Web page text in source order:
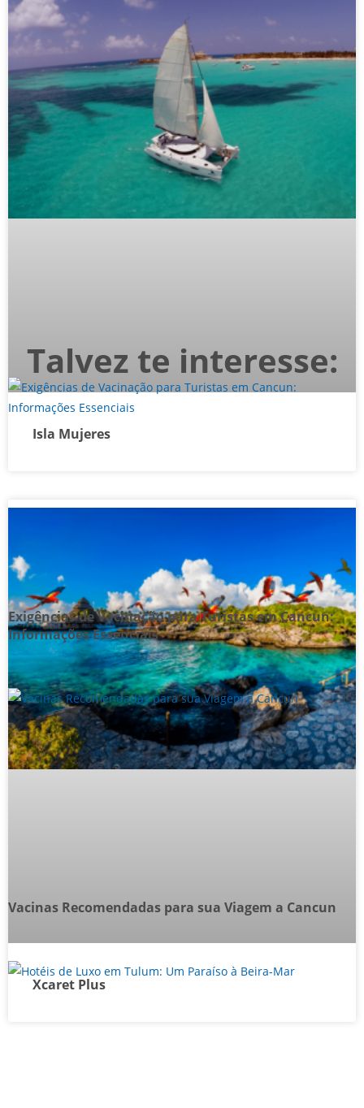
Isla Mujeres
Xcaret Plus
Talvez te interesse:
Exigências de Vacinação para Turistas em Cancun:
Informações Essenciais
Vacinas Recomendadas para sua Viagem a Cancun